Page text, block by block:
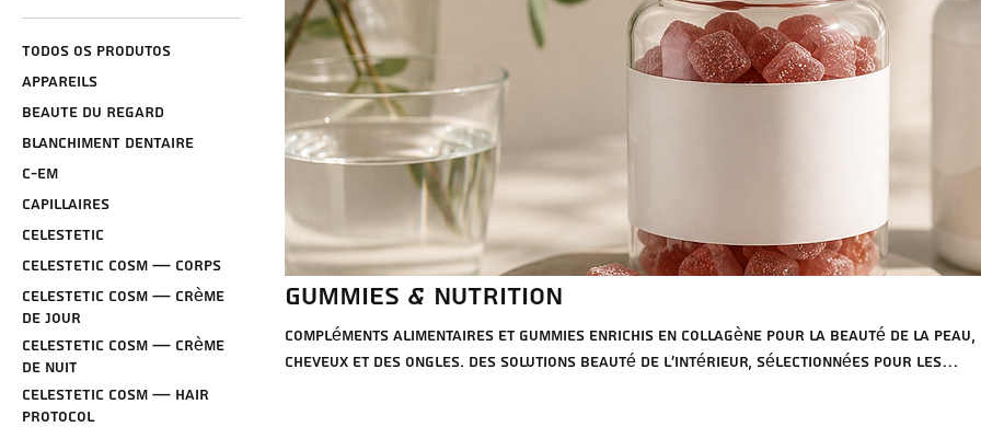
Todos os produtos
APPAREILS
BEAUTE DU REGARD
BLANCHIMENT DENTAIRE
C-Em
CAPILLAIRES
CELESTETIC
CELESTETIC Cosm — Corps
CELESTETIC Cosm — Crème
de jour
CELESTETIC Cosm — Crème
de nuit
CELESTETIC Cosm — Hair
Protocol
GUMMIES & NUTRITION
Compléments alimentaires et gummies enrichis en collagène pour la beauté de la peau,
cheveux et des ongles. Des solutions beauté de l'intérieur, sélectionnées pour les